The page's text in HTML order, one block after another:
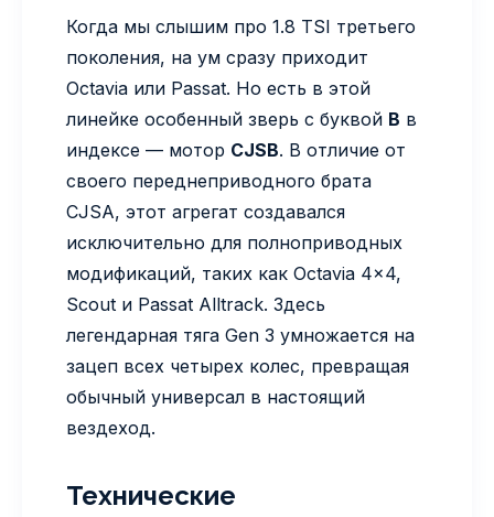
Когда мы слышим про 1.8 TSI третьего
поколения, на ум сразу приходит
Octavia или Passat. Но есть в этой
линейке особенный зверь с буквой B в
индексе — мотор CJSB. В отличие от
своего переднеприводного брата
CJSA, этот агрегат создавался
исключительно для полноприводных
модификаций, таких как Octavia 4x4,
Scout и Passat Alltrack. Здесь
легендарная тяга Gen 3 умножается на
зацеп всех четырех колес, превращая
обычный универсал в настоящий
вездеход.
Технические